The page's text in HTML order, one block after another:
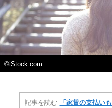
©iStock.com
記事を読む
「家賃の支払い